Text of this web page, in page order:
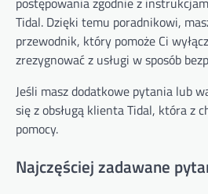
Tidal. Dzięki temu poradnikowi,
przewodnik, który pomoże Ci
zrezygnować z usługi w sposób
Jeśli masz dodatkowe pytania lub
się z obsługą klienta Tidal, która z
pomocy.
Najczęściej zadawane